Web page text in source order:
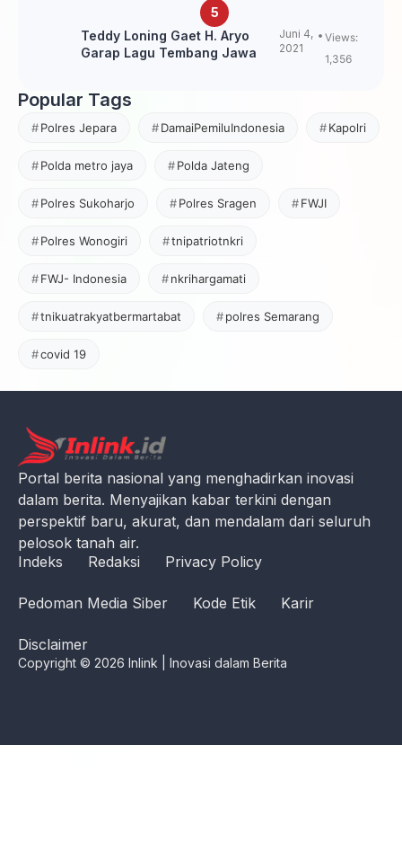
Teddy Loning Gaet H. Aryo
Garap Lagu Tembang Jawa
Juni 4,
2021
Views:
1,356
Popular Tags
Polres Jepara DamaiPemiluIndonesia Kapolri
Polda metro jaya Polda Jateng
Polres Sukoharjo Polres Sragen FWJI
Polres Wonogiri tnipatriotnkri
FWJ- Indonesia nkrihargamati
tnikuatrakyatbermartabat polres Semarang
covid 19
Portal berita nasional yang menghadirkan inovasi
dalam berita. Menyajikan kabar terkini dengan
perspektif baru, akurat, dan mendalam dari seluruh
pelosok tanah air.
Indeks
Redaksi Privacy Policy
Pedoman Media Siber Kode Etik Karir
Disclaimer
Copyright © 2026 Inlink | Inovasi dalam Berita